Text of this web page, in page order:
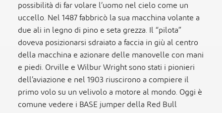
possibilità di far volare l’uomo nel cielo come un
uccello. Nel 1487 fabbricò la sua macchina volante a
due ali in legno di pino e seta grezza. Il “pilota”
doveva posizionarsi sdraiato a faccia in giù al centro
della macchina e azionare delle manovelle con mani
e piedi. Orville e Wilbur Wright sono stati i pionieri
dell’aviazione e nel 1903 riuscirono a compiere il
primo volo su un velivolo a motore al mondo. Oggi è
comune vedere i BASE jumper della Red Bull